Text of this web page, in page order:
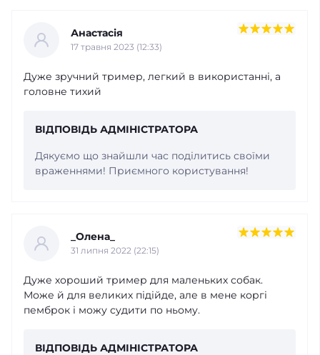
Анастасія
17 травня 2023 (12:33)
Дуже зручний тример, легкий в використанні, а
головне тихий
ВІДПОВІДЬ АДМІНІСТРАТОРА
Дякуємо що знайшли час поділитись своїми
враженнями! Приємного користування!
_Олена_
31 липня 2022 (22:15)
Дуже хороший тример для маленьких собак.
Може й для великих підійде, але в мене коргі
пемброк і можу судити по ньому.
ВІДПОВІДЬ АДМІНІСТРАТОРА